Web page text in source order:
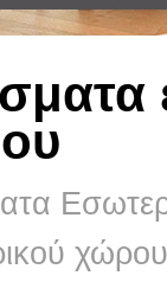
χώρου